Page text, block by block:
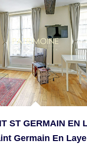
Germain En Laye